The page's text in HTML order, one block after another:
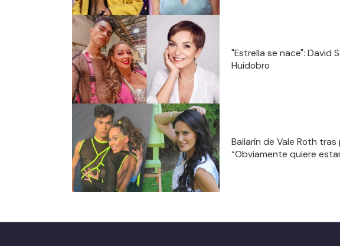
"Estrella se nace": David
Huidobro
Bailarín de Vale Roth
“Obviamente quiere